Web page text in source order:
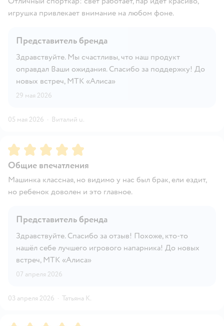
игрушка привлекает внимание на любом фоне.
Представитель бренда
Здравствуйте. Мы счастливы, что наш продукт
оправдал Ваши ожидания. Спасибо за поддержку! До
новых встреч, МТК «Алиса»
29 мая 2026
05 мая 2026 · Виталий u.
Рейтинг:5
Общие впечатления
Машинка классная, но видимо у нас был брак, ели ездит,
но ребенок доволен и это главное.
Представитель бренда
Здравствуйте. Спасибо за отзыв! Похоже, кто-то
нашёл себе лучшего игрового напарника! До новых
встреч, МТК «Алиса»
07 апреля 2026
03 апреля 2026 · Татьяна К.